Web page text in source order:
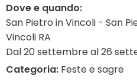
Dove e quando:
San Pietro in Vincoli - San
Vincoli RA
Dal 20 settembre al 26
Categoria: Feste e sagre